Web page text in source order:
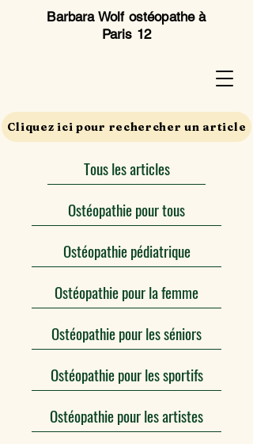
Barbara Wolf ostéopathe à
Paris 12
Cliquez ici pour rechercher un article
Tous les articles
Ostéopathie pour tous
Ostéopathie pédiatrique
Ostéopathie pour la femme
Ostéopathie pour les séniors
Ostéopathie pour les sportifs
Ostéopathie pour les artistes